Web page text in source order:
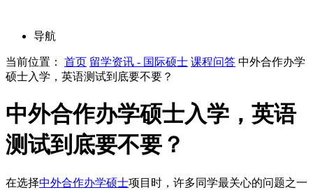
导航
当前位置： 首页 留学资讯 - 国际硕士 课程问答 中外合作办学
硕士入学，英语测试到底要不要？
中外合作办学硕士入学，英语
测试到底要不要？
在选择中外合作办学硕士项目时，许多同学最关心的问题之一